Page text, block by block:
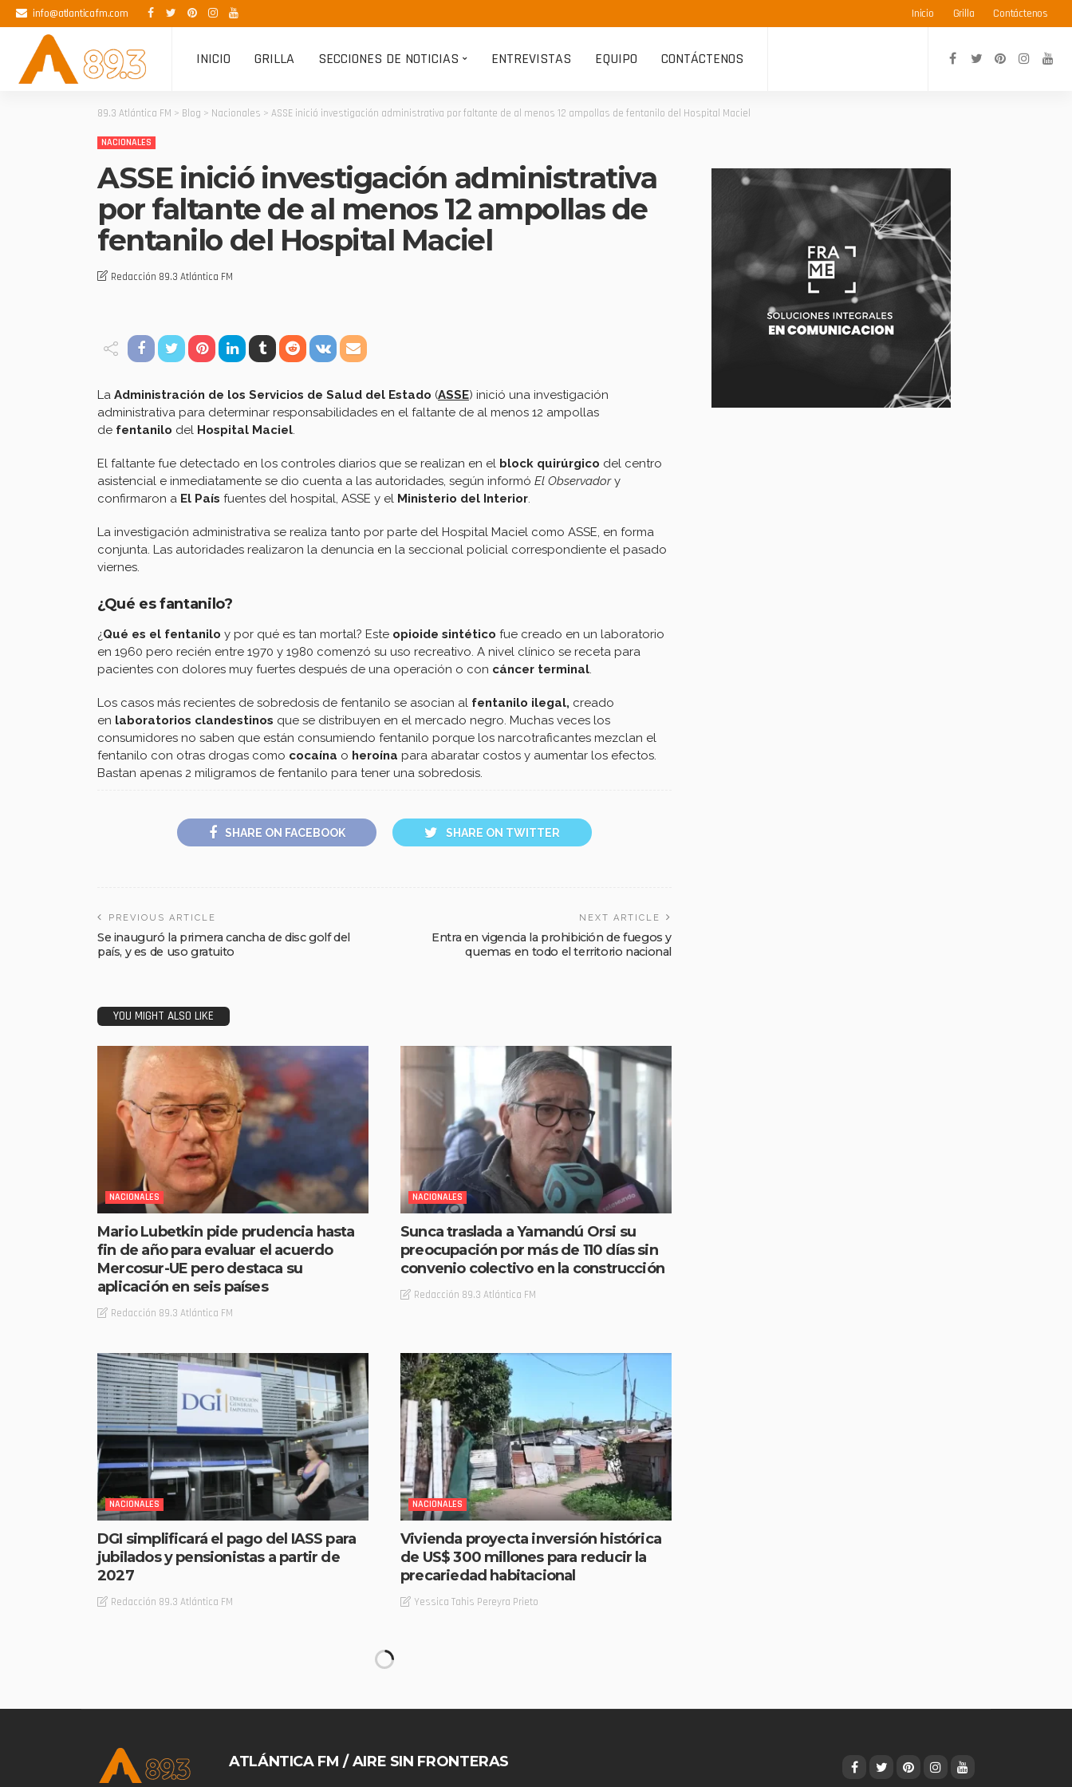
info@atlanticafm.com Inicio Grilla Contáctenos
INICIO GRILLA SECCIONES DE NOTICIAS ENTREVISTAS EQUIPO CONTÁCTENOS
89.3 Atlántica FM > Blog > Nacionales > ASSE inició investigación administrativa por faltante de al menos 12 ampollas de fentanilo del Hospital Maciel
NACIONALES
ASSE inició investigación administrativa
por faltante de al menos 12 ampollas de
fentanilo del Hospital Maciel
Redacción 89.3 Atlántica FM
La Administración de los Servicios de Salud del Estado (ASSE) inició una investigación
administrativa para determinar responsabilidades en el faltante de al menos 12 ampollas
de fentanilo del Hospital Maciel.
El faltante fue detectado en los controles diarios que se realizan en el block quirúrgico del centro
asistencial e inmediatamente se dio cuenta a las autoridades, según informó El Observadory
confirmaron a El País fuentes del hospital, ASSE y el Ministerio del Interior.
La investigación administrativa se realiza tanto por parte del Hospital Maciel como ASSE, en forma
conjunta. Las autoridades realizaron la denuncia en la seccional policial correspondiente el pasado
viernes.
¿Qué es fantanilo?
¿Qué es el fentanilo y por qué es tan mortal? Este opioide sintético fue creado en un laboratorio
en 1960 pero recién entre 1970 y 1980 comenzó su uso recreativo. A nivel clínico se receta para
pacientes con dolores muy fuertes después de una operación o con cáncer terminal.
Los casos más recientes de sobredosis de fentanilo se asocian al fentanilo ilegal, creado
en laboratorios clandestinos que se distribuyen en el mercado negro. Muchas veces los
consumidores no saben que están consumiendo fentanilo porque los narcotraficantes mezclan el
fentanilo con otras drogas como cocaína o heroína para abaratar costos y aumentar los efectos.
Bastan apenas 2 miligramos de fentanilo para tener una sobredosis.
SHARE ON FACEBOOK SHARE ON TWITTER
PREVIOUS ARTICLE
Se inauguró la primera cancha de disc golf del
país, y es de uso gratuito
NEXT ARTICLE
Entra en vigencia la prohibición de fuegos y
quemas en todo el territorio nacional
YOU MIGHT ALSO LIKE
NACIONALES
Mario Lubetkin pide prudencia hasta
fin de año para evaluar el acuerdo
Mercosur-UE pero destaca su
aplicación en seis países
Redacción 89.3 Atlántica FM
NACIONALES
Sunca traslada a Yamandú Orsi su
preocupación por más de 110 días sin
convenio colectivo en la construcción
Redacción 89.3 Atlántica FM
NACIONALES
DGI simplificará el pago del IASS para
jubilados y pensionistas a partir de
2027
Redacción 89.3 Atlántica FM
NACIONALES
Vivienda proyecta inversión histórica
de US$ 300 millones para reducir la
precariedad habitacional
Yessica Tahis Pereyra Prieto
ATLÁNTICA FM / AIRE SIN FRONTERAS